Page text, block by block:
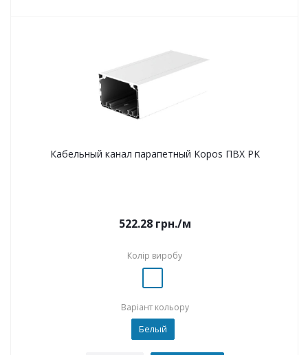
Кабельный канал парапетный Kopos ПВХ PK
522.28грн./м
Колір виробу
Варіант кольору
Белый